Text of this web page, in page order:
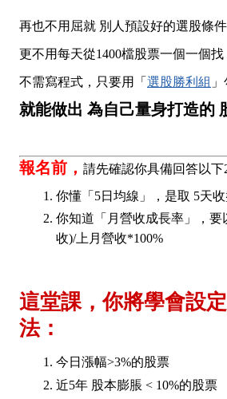
再也不用屈就 別人預設好的選股條件
更不用每天從1400檔股票一個一個找
不需寫程式，只要用「 選股勝利組
就能做出 為自己量身打造的
報名前， 請先確認你具備回答以下
你懂「5日均線」，是取 5天
你知道「月營收成長率」，要
收)/上月營收*100%
這堂課，你將學會設
法：
今日漲幅>3%的股票
近5年 股本膨脹 < 10%的股票